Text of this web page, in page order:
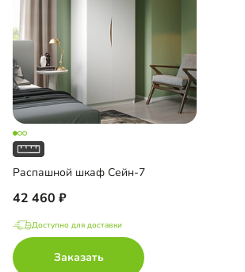
Распашной шкаф Сейн-7
42 460
Доступно для доставки
Заказать